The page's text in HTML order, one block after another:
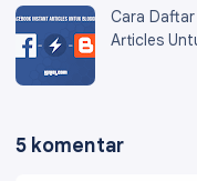
Cara
Articles
5 komentar